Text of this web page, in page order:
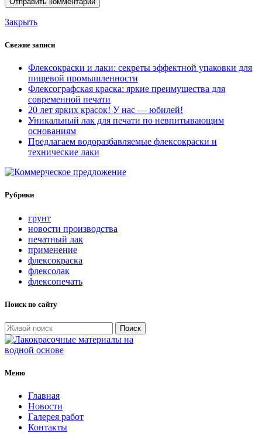
Закрыть
Свежие записи
Флексокраски и лаки: секреты эффектной упаковки для
пищевой промышленности
Флексографская краска: яркие преимущества для
современной печати
20 лет ярких красок! У нас — юбилей!
Уникальный лак для печати по невпитывающим
основаниям
Предлагаем водоразбавляемые флексокраски и
технические лаки
Рубрики
грунт
новости производства
печатный лак
применение
флексокраска
флексолак
флексопечать
Поиск по сайту
Поиск
Меню
Главная
Новости
Галерея работ
Контакты